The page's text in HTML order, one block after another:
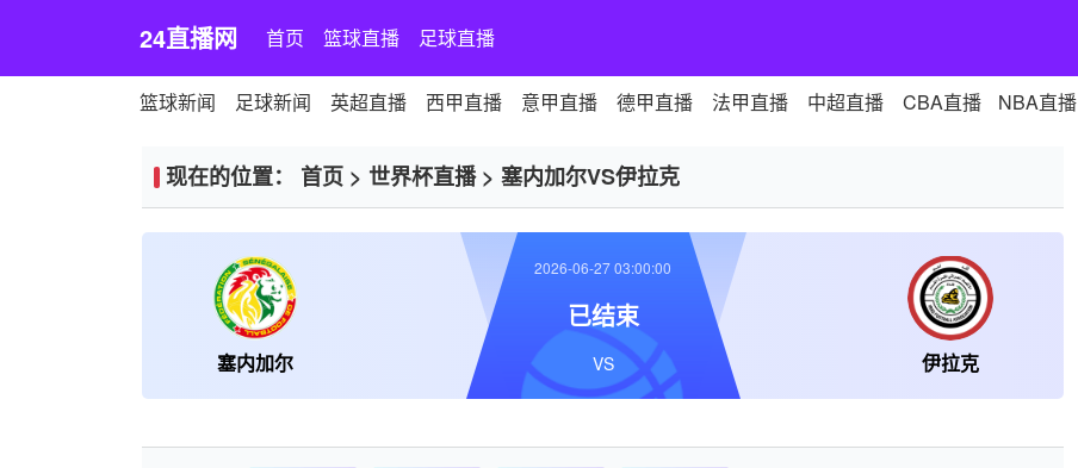
24直播网 首页 篮球直播 足球直播
篮球新闻 足球新闻 英超直播 西甲直播 意甲直播 德甲直播 法甲直播 中超直播 CBA直播 NBA直播
现在的位置： 首页 > 世界杯直播> 塞内加尔VS伊拉克
塞内加尔 伊拉克
2026-06-27 03:00:00
已结束
VS